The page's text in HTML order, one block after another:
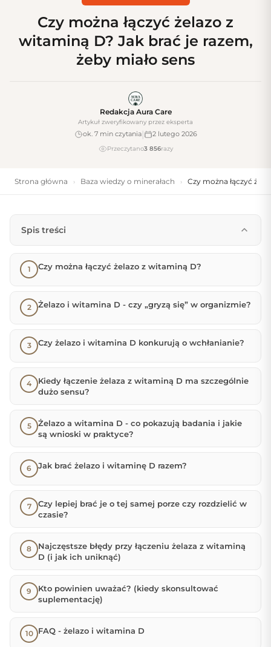
Czy można łączyć żelazo z
witaminą D? Jak brać je razem,
żeby miało sens
Redakcja Aura Care
Artykuł zweryfikowany przez eksperta
ok. 7 min czytania| 2 lutego 2026
Przeczytano3 856razy
Strona główna › Baza wiedzy o minerałach › Czy można łączyć
Spis treści
Czy można łączyć żelazo z witaminą D?
Żelazo i witamina D - czy „gryzą się” w organizmie?
Czy żelazo i witamina D konkurują o wchłanianie?
Kiedy łączenie żelaza z witaminą D ma szczególnie
dużo sensu?
Żelazo a witamina D - co pokazują badania i jakie
są wnioski w praktyce?
Jak brać żelazo i witaminę D razem?
Czy lepiej brać je o tej samej porze czy rozdzielić w
czasie?
Najczęstsze błędy przy łączeniu żelaza z witaminą
D (i jak ich uniknąć)
Kto powinien uważać? (kiedy skonsultować
suplementację)
FAQ - żelazo i witamina D